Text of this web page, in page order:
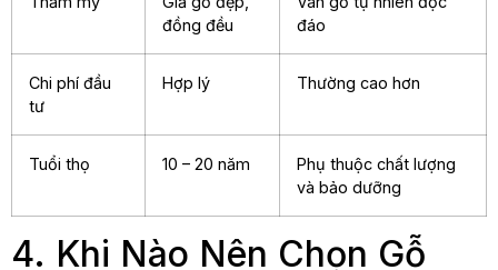
đồng đều
đáo
Chi phí đầu
tư
Hợp lý Thường cao hơn
Tuổi thọ 10 – 20 năm
Phụ thuộc chất lượng
và bảo dưỡng
4. Khi Nào Nên Chọn Gỗ